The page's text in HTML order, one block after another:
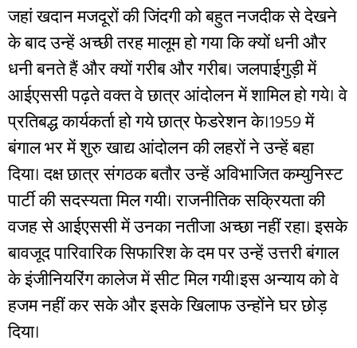
जहां खदान मजदूरों की जिंदगी को बहुत नजदीक से देखने
के बाद उन्हें अच्छी तरह मालूम हो गया कि क्यों धनी और
धनी बनते हैं और क्यों गरीब और गरीब। जलपाईगुड़ी में
आईएससी पढ़ते वक्त वे छात्र आंदोलन में शामिल हो गये। वे
प्रतिबद्ध कार्यकर्ता हो गये छात्र फेडरेशन के।1959 में
बंगाल भर में शुरु खाद्य आंदोलन की लहरों ने उन्हें बहा
दिया। दक्ष छात्र संगठक बतौर उन्हें अविभाजित कम्युनिस्ट
पार्टी की सदस्यता मिल गयी। राजनीतिक सक्रियता की
वजह से आईएससी में उनका नतीजा अच्छा नहीं रहा। इसके
बावजूद पारिवारिक सिफारिश के दम पर उन्हें उत्तरी बंगाल
के इंजीनियरिंग कालेज में सीट मिल गयी।इस अन्याय को वे
हजम नहीं कर सके और इसके खिलाफ उन्होंने घर छोड़
दिया।